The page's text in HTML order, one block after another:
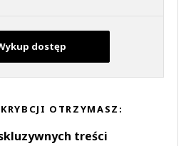
dostęp
OTRZYMASZ:
treści